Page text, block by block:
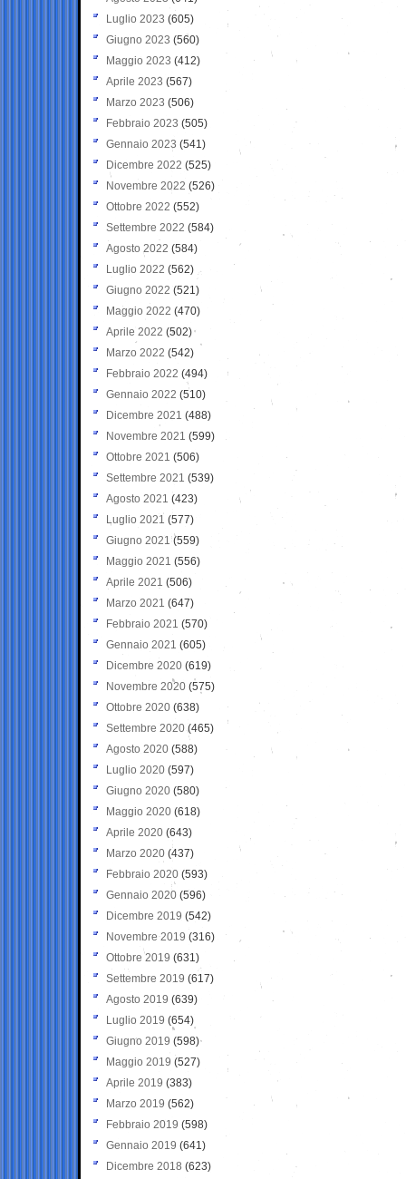
Luglio 2023 (605)
Giugno 2023 (560)
Maggio 2023 (412)
Aprile 2023 (567)
Marzo 2023 (506)
Febbraio 2023 (505)
Gennaio 2023 (541)
Dicembre 2022 (525)
Novembre 2022 (526)
Ottobre 2022 (552)
Settembre 2022 (584)
Agosto 2022 (584)
Luglio 2022 (562)
Giugno 2022 (521)
Maggio 2022 (470)
Aprile 2022 (502)
Marzo 2022 (542)
Febbraio 2022 (494)
Gennaio 2022 (510)
Dicembre 2021 (488)
Novembre 2021 (599)
Ottobre 2021 (506)
Settembre 2021 (539)
Agosto 2021 (423)
Luglio 2021 (577)
Giugno 2021(559)
Maggio 2021 (556)
Aprile 2021 (506)
Marzo 2021 (647)
Febbraio 2021 (570)
Gennaio 2021 (605)
Dicembre 2020 (619)
Novembre 2020 (575)
Ottobre 2020 (638)
Settembre 2020(465)
Agosto 2020 (588)
Luglio 2020 (597)
Giugno 2020 (580)
Maggio 2020 (618)
Aprile 2020 (643)
Marzo 2020 (437)
Febbraio 2020 (593)
Gennaio 2020 (596)
Dicembre 2019 (542)
Novembre 2019 (316)
Ottobre 2019 (631)
Settembre 2019 (617)
Agosto 2019 (639)
Luglio 2019 (654)
Giugno 2019 (598)
Maggio 2019 (527)
Aprile 2019 (383)
Marzo 2019 (562)
Febbraio 2019 (598)
Gennaio 2019 (641)
Dicembre 2018 (623)